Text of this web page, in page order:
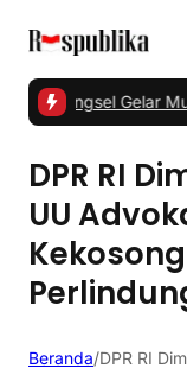
PKS Tangsel Gelar
DPR RI
UU
Beranda/DPR RI